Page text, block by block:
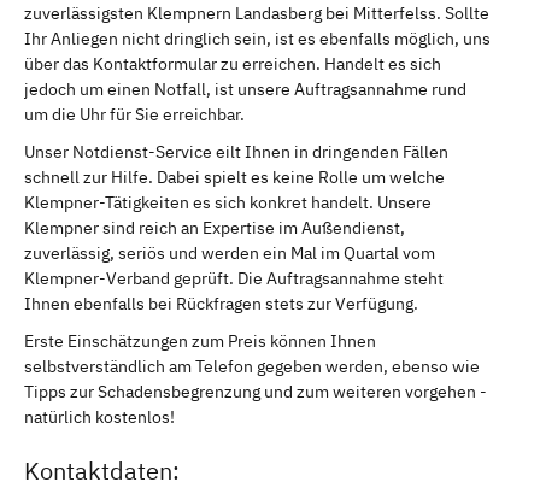
zuverlässigsten Klempnern Landasberg bei Mitterfelss. Sollte
Ihr Anliegen nicht dringlich sein, ist es ebenfalls möglich, uns
über das Kontaktformular zu erreichen. Handelt es sich
jedoch um einen Notfall, ist unsere Auftragsannahme rund
um die Uhr für Sie erreichbar.
Unser Notdienst-Service eilt Ihnen in dringenden Fällen
schnell zur Hilfe. Dabei spielt es keine Rolle um welche
Klempner-Tätigkeiten es sich konkret handelt. Unsere
Klempner sind reich an Expertise im Außendienst,
zuverlässig, seriös und werden ein Mal im Quartal vom
Klempner-Verband geprüft. Die Auftragsannahme steht
Ihnen ebenfalls bei Rückfragen stets zur Verfügung.
Erste Einschätzungen zum Preis können Ihnen
selbstverständlich am Telefon gegeben werden, ebenso wie
Tipps zur Schadensbegrenzung und zum weiteren vorgehen -
natürlich kostenlos!
Kontaktdaten: